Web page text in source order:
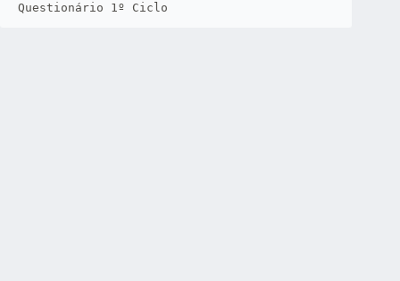
Questionário 1º Ciclo